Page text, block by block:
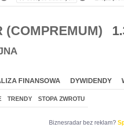
FINANSOWA DYWIDENDY
TRENDY STOPA ZWROTU
Biznesradar bez reklam?